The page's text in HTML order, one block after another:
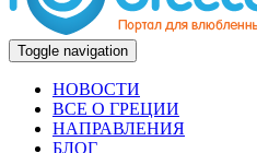
Toggle navigation
НОВОСТИ
ВСЕ О ГРЕЦИИ
НАПРАВЛЕНИЯ
БЛОГ